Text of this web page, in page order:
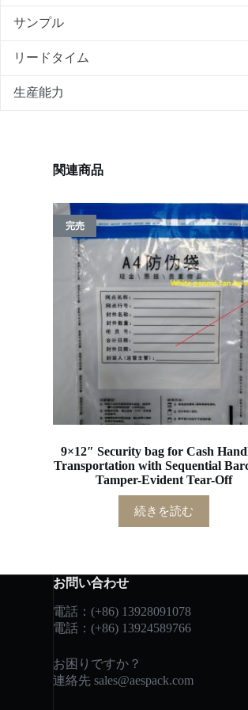
サンプル
リードタイム
生産能力
関連商品
完売
9×12″ Security bag for Cash
Transportation with Sequential
Tamper-Evident Tear-Off
続きを読む
お問い合わせ
電話：(+86) 13928091078
電話：(+86) 13924589766
お困りですか？
連絡先sales@aespack.com